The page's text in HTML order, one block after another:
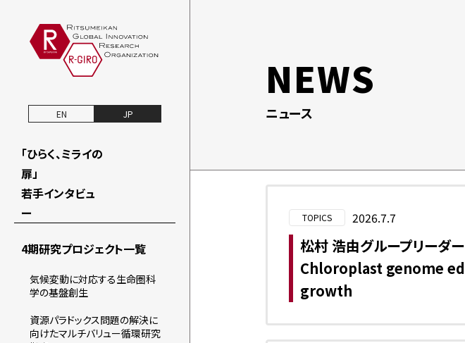
EN JP
「ひらく、ミライの
扉」
若手インタビュ
ー
4期研究プロジェクト一覧
気候変動に対応する生命圏科
学の基盤創生
資源パラドックス問題の解決に
向けたマルチバリュー循環研究
NEWS
ニュース
TOPICS 2026.7.7
松村 浩由グループリーダ
Chloroplast genome
growth